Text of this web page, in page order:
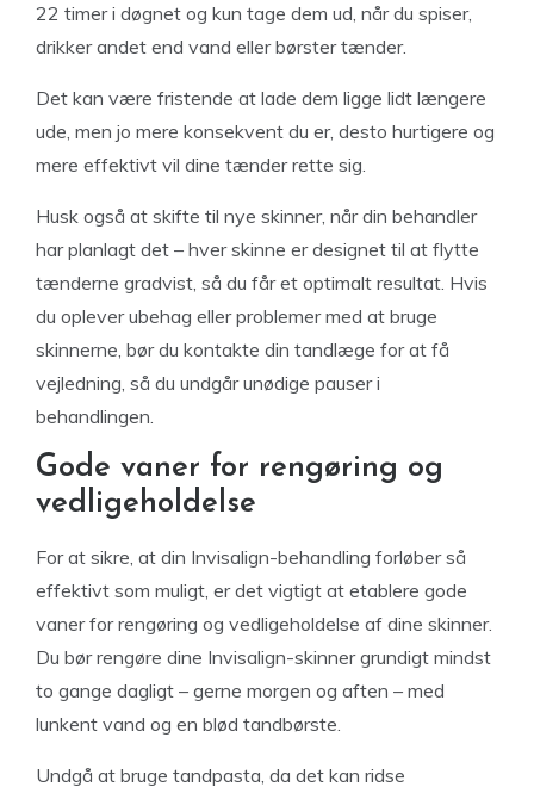
22 timer i døgnet og kun tage dem ud, når du spiser,
drikker andet end vand eller børster tænder.
Det kan være fristende at lade dem ligge lidt længere
ude, men jo mere konsekvent du er, desto hurtigere og
mere effektivt vil dine tænder rette sig.
Husk også at skifte til nye skinner, når din behandler
har planlagt det – hver skinne er designet til at flytte
tænderne gradvist, så du får et optimalt resultat. Hvis
du oplever ubehag eller problemer med at bruge
skinnerne, bør du kontakte din tandlæge for at få
vejledning, så du undgår unødige pauser i
behandlingen.
Gode vaner for rengøring og
vedligeholdelse
For at sikre, at din Invisalign-behandling forløber så
effektivt som muligt, er det vigtigt at etablere gode
vaner for rengøring og vedligeholdelse af dine skinner.
Du bør rengøre dine Invisalign-skinner grundigt mindst
to gange dagligt – gerne morgen og aften – med
lunkent vand og en blød tandbørste.
Undgå at bruge tandpasta, da det kan ridse